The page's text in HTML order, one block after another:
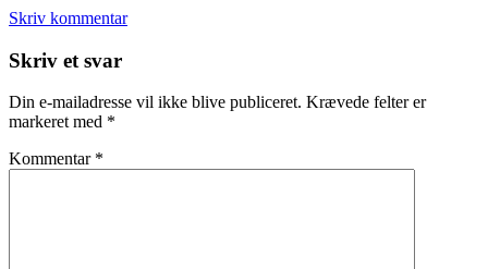
Skriv kommentar
Læserinteraktioner
Skriv et svar
Din e-mailadresse vil ikke blive publiceret. Krævede felter er
markeret med *
Kommentar *